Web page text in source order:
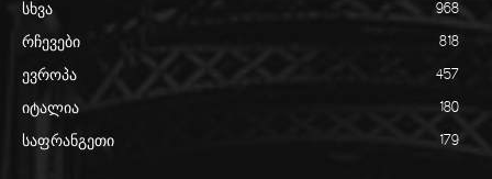
სხვა 968
რჩევები 818
ევროპა 457
იტალია 180
საფრანგეთი 179